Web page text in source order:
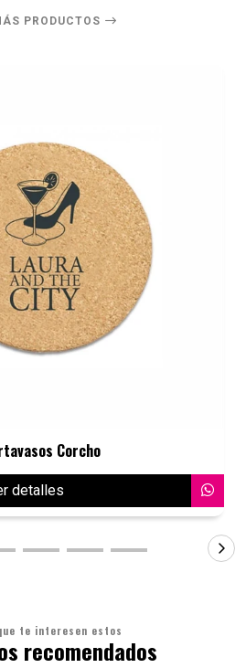
PRODUCTOS
Corcho
detalles
te interesen estos
recomendados